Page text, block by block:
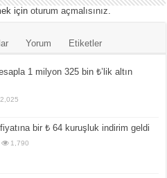
içinoturum açmalısınız
Yorum Etiketler
1 milyon 325 bin ₺’lik altın
2,025
bir ₺ 64 kuruşluk indirim geldi
1,790